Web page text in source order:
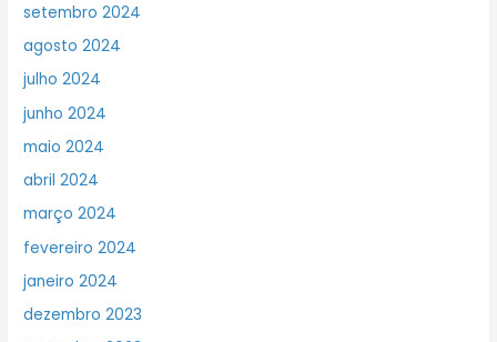
setembro 2024
agosto 2024
julho 2024
junho 2024
maio 2024
abril 2024
março 2024
fevereiro 2024
janeiro 2024
dezembro 2023